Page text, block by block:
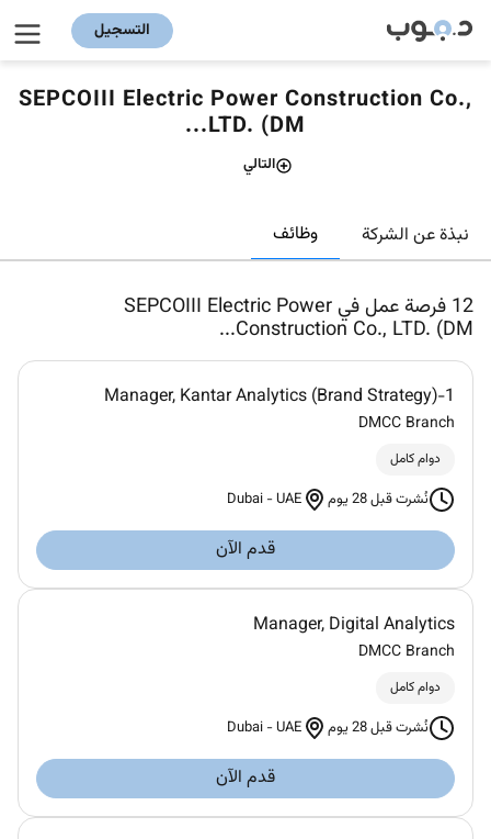
التسجيل
SEPCOIII Electric Power Construction Co.,
LTD. (DM...
التالي
نبذة عن الشركة وظائف
12 فرصة عمل في SEPCOIII Electric Power
Construction Co., LTD. (DM...
Manager, Kantar Analytics (Brand Strategy)-1
DMCC Branch
دوام كامل
نُشرت قبل 28 يوم Dubai -UAE
قدم الآن
Manager, Digital Analytics
DMCC Branch
دوام كامل
نُشرت قبل 28 يوم Dubai -UAE
قدم الآن